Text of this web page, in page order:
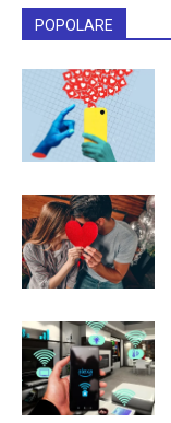
POPOLARE